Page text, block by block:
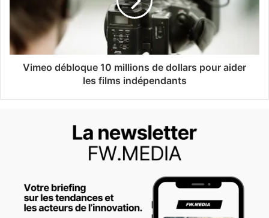
Vimeo débloque 10 millions de dollars pour aider
les films indépendants